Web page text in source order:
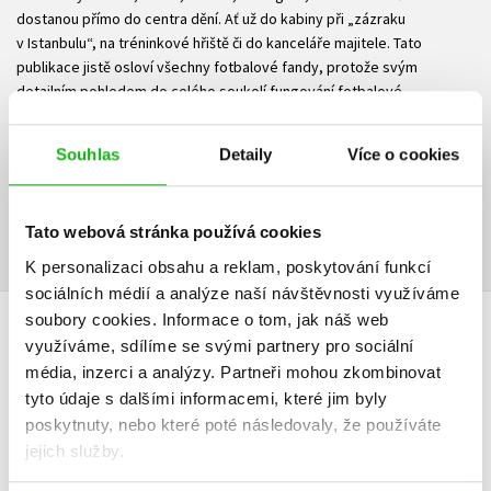
Souhlas Detaily Více o cookies
Tato webová stránka používá cookies
K personalizaci obsahu a reklam, poskytování funkcí
sociálních médií a analýze naší návštěvnosti využíváme
soubory cookies. Informace o tom, jak náš web
využíváme, sdílíme se svými partnery pro sociální
média, inzerci a analýzy. Partneři mohou zkombinovat
tyto údaje s dalšími informacemi, které jim byly
poskytnuty, nebo které poté následovaly, že používáte
jejich služby.
dostanou přímo do centra dění. Ať už do kabiny při „zázraku
v Istanbulu“, na tréninkové hřiště či do kanceláře majitele. Tato
publikace jistě osloví všechny fotbalové fandy, protože svým
detailním pohledem do celého soukolí fungování fotbalové
Ke stažení
HODNOCENÍ ČTENÁŘŮ
V současné době nejsou vytvořena žádná uživatelská hodnocení.
Vaše hodnocení